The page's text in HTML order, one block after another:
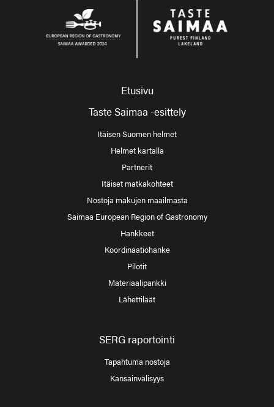
Etusivu
Taste Saimaa -esittely
Itäisen Suomen helmet
Helmet kartalla
Partnerit
Itäiset matkakohteet
Nostoja makujen maailmasta
Saimaa European Region of Gastronomy
Hankkeet
Koordinaatiohanke
Pilotit
Materiaalipankki
Lähettiläät
SERG raportointi
Tapahtuma nostoja
Kansainvälisyys